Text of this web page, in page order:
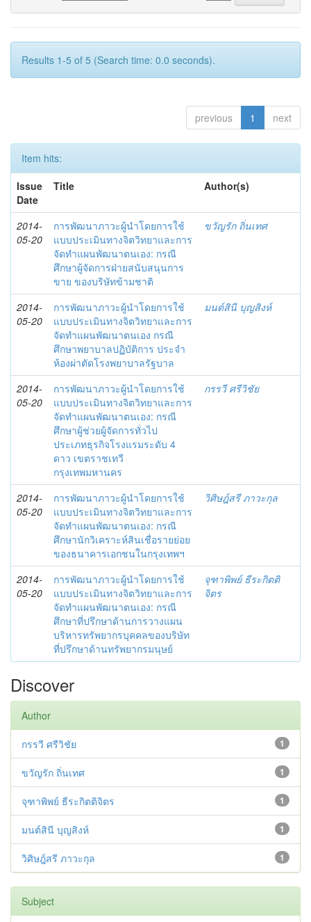
Results 1-5 of 5 (Search time: 0.0 seconds).
previous 1 next
Item hits:
Issue
Date
Title Author(s)
2014-
05-20
การพัฒนาภาวะผู้นำโดยการใช้
แบบประเมินทางจิตวิทยาและการ
จัดทำแผนพัฒนาตนเอง: กรณี
ศึกษาผู้จัดการฝ่ายสนับสนุนการ
ขาย ของบริษัทข้ามชาติ
ขวัญรัก ถิ่นเทศ
2014-
05-20
การพัฒนาภาวะผู้นำโดยการใช้
แบบประเมินทางจิตวิทยาและการ
จัดทำแผนพัฒนาตนเอง กรณี
ศึกษาพยาบาลปฏิบัติการ ประจำ
ห้องผ่าตัดโรงพยาบาลรัฐบาล
มนต์สินี บุญสิงห์
2014-
05-20
การพัฒนาภาวะผู้นำโดยการใช้
แบบประเมินทางจิตวิทยาและการ
จัดทำแผนพัฒนาตนเอง: กรณี
ศึกษาผู้ช่วยผู้จัดการทั่วไป
ประเภทธุรกิจโรงแรมระดับ 4
ดาว เขตราชเทวี
กรุงเทพมหานคร
กรรวี ศรีวิชัย
2014-
05-20
การพัฒนาภาวะผู้นำโดยการใช้
แบบประเมินทางจิตวิทยาและการ
จัดทำแผนพัฒนาตนเอง: กรณี
ศึกษานักวิเคราะห์สินเชื่อรายย่อย
ของธนาคารเอกชนในกรุงเทพฯ
วิศิษฎ์สรี ภาวะกุล
2014-
05-20
การพัฒนาภาวะผู้นำโดยการใช้
แบบประเมินทางจิตวิทยาและการ
จัดทำแผนพัฒนาตนเอง: กรณี
ศึกษาที่ปรึกษาด้านการวางแผน
บริหารทรัพยากรบุคคลของบริษัท
ที่ปรึกษาด้านทรัพยากรมนุษย์
จุฑาพิพย์ ธีระกิตติ
จิตร
Discover
Author
1
กรรวี ศรีวิชัย
1
ขวัญรัก ถิ่นเทศ
1
จุฑาพิพย์ ธีระกิตติจิตร
1
มนต์สินี บุญสิงห์
1
วิศิษฎ์สรี ภาวะกุล
Subject